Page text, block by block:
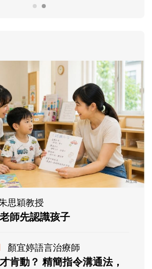
思穎教授
師先認識孩子
顏宜婷語言治療師
肯動？ 精簡指令溝通法，